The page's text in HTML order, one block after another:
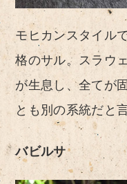
モヒカンスタイル
格のサル。スラウ
が生息し、全てが
とも別の系統だと
バビルサ